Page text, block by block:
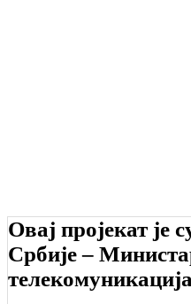
Овај пројекат је
Србије –